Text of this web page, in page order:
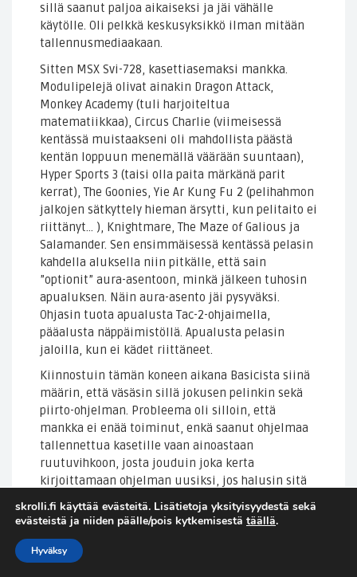
sillä saanut paljoa aikaiseksi ja jäi vähälle
käytölle. Oli pelkkä keskusyksikkö ilman mitään
tallennusmediaakaan.
Sitten MSX Svi-728, kasettiasemaksi mankka.
Modulipelejä olivat ainakin Dragon Attack,
Monkey Academy (tuli harjoiteltua
matematiikkaa), Circus Charlie (viimeisessä
kentässä muistaakseni oli mahdollista päästä
kentän loppuun menemällä väärään suuntaan),
Hyper Sports 3 (taisi olla paita märkänä parit
kerrat), The Goonies, Yie Ar Kung Fu 2 (pelihahmon
jalkojen sätkyttely hieman ärsytti, kun pelitaito ei
riittänyt… ), Knightmare, The Maze of Galious ja
Salamander. Sen ensimmäisessä kentässä pelasin
kahdella aluksella niin pitkälle, että sain
”optionit” aura-asentoon, minkä jälkeen tuhosin
apualuksen. Näin aura-asento jäi pysyväksi.
Ohjasin tuota apualusta Tac-2-ohjaimella,
pääalusta näppäimistöllä. Apualusta pelasin
jaloilla, kun ei kädet riittäneet.
Kiinnostuin tämän koneen aikana Basicista siinä
määrin, että väsäsin sillä jokusen pelinkin sekä
piirto-ohjelman. Probleema oli silloin, että
mankka ei enää toiminut, enkä saanut ohjelmaa
tallennettua kasetille vaan ainoastaan
ruutuvihkoon, josta jouduin joka kerta
kirjoittamaan ohjelman uusiksi, jos halusin sitä
lopulta keinon kiertää 8:n ilmansuunnan limitti,
piirtopiste eteni kun ylös-näppäintä painoi.
skrolli.fi käyttää evästeitä. Lisätietoja yksityisyydestä sekä
evästeistä ja niiden päälle/pois kytkemisestä täällä.
Hyväksy